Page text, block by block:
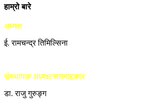
हाम्रो बारे
अध्यक्ष
ई. रामचन्द्र तिमिल्सिना
संस्थापक अध्यक्ष/सल्लाहकार
डा. राजु गुरुङ्ग